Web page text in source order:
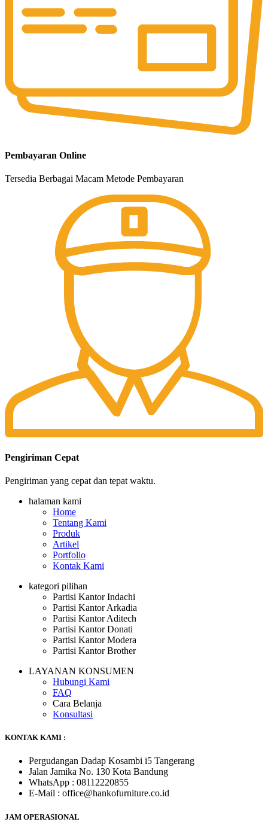
Pembayaran Online
Tersedia Berbagai Macam Metode Pembayaran
Pengiriman Cepat
Pengiriman yang cepat dan tepat waktu.
halaman kami
Home
Tentang Kami
Produk
Artikel
Portfolio
Kontak Kami
kategori pilihan
Partisi Kantor Indachi
Partisi Kantor Arkadia
Partisi Kantor Aditech
Partisi Kantor Donati
Partisi Kantor Modera
Partisi Kantor Brother
LAYANAN KONSUMEN
Hubungi Kami
FAQ
Cara Belanja
Konsultasi
KONTAK KAMI :
Pergudangan Dadap Kosambi i5 Tangerang
Jalan Jamika No. 130 Kota Bandung
WhatsApp : 08112220855
E-Mail : office@hankofurniture.co.id
JAM OPERASIONAL